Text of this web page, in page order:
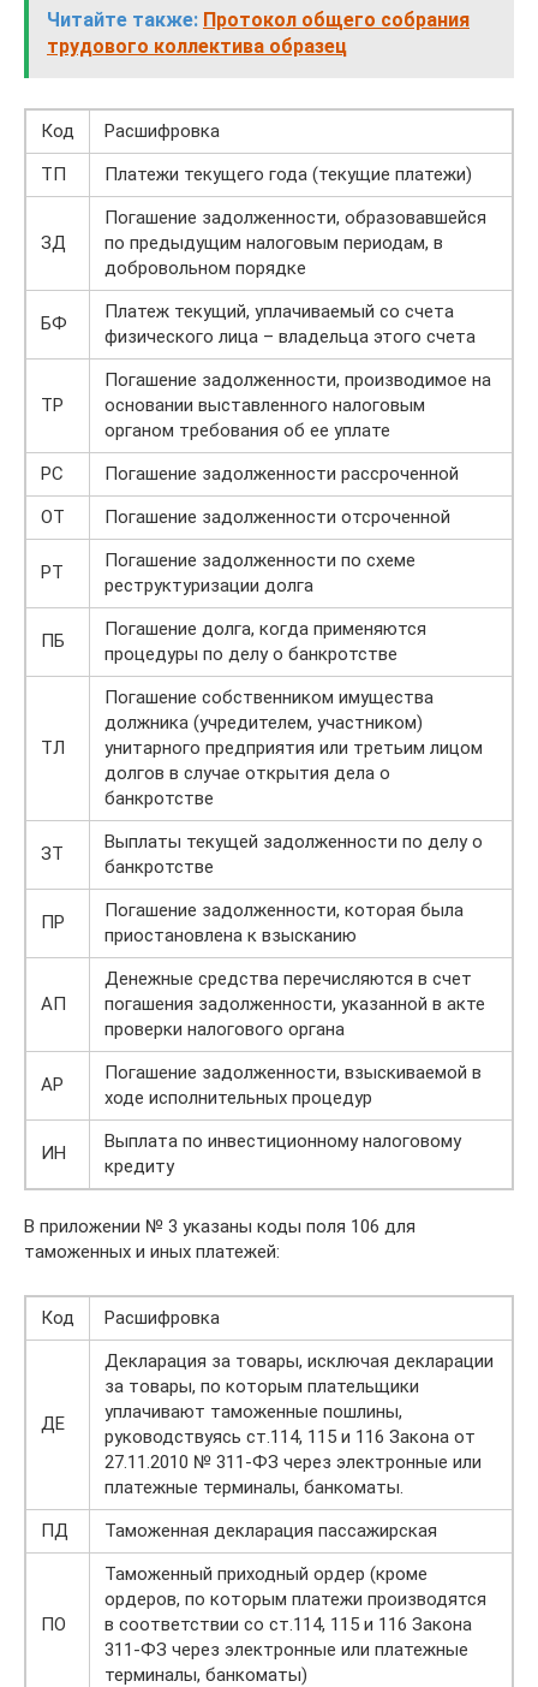
Читайте также: Протокол общего собрания
трудового коллектива образец
Код
Расшифровка
ТП
Платежи текущего года (текущие платежи)
ЗД
Погашение задолженности, образовавшейся
по предыдущим налоговым периодам, в
добровольном порядке
БФ
Платеж текущий, уплачиваемый со счета
физического лица – владельца этого счета
ТР
Погашение задолженности, производимое на
основании выставленного налоговым
органом требования об ее уплате
РС
Погашение задолженности рассроченной
ОТ
Погашение задолженности отсроченной
РТ
Погашение задолженности по схеме
реструктуризации долга
ПБ
Погашение долга, когда применяются
процедуры по делу о банкротстве
ТЛ
Погашение собственником имущества
должника (учредителем, участником)
унитарного предприятия или третьим лицом
долгов в случае открытия дела о
банкротстве
ЗТ
Выплаты текущей задолженности по делу о
банкротстве
ПР
Погашение задолженности, которая была
приостановлена к взысканию
АП
Денежные средства перечисляются в счет
погашения задолженности, указанной в акте
проверки налогового органа
АР
Погашение задолженности, взыскиваемой в
ходе исполнительных процедур
ИН
Выплата по инвестиционному налоговому
кредиту
В приложении № 3 указаны коды поля 106 для
таможенных и иных платежей:
Код Расшифровка
ДЕ
Декларация за товары, исключая декларации
за товары, по которым плательщики
уплачивают таможенные пошлины,
руководствуясь ст.114, 115 и 116 Закона от
27.11.2010 № 311-ФЗ через электронные или
платежные терминалы, банкоматы.
ПД
Таможенная декларация пассажирская
ПО
Таможенный приходный ордер (кроме
ордеров, по которым платежи производятся
в соответствии со ст.114, 115 и 116 Закона
311-ФЗ через электронные или платежные
терминалы, банкоматы)